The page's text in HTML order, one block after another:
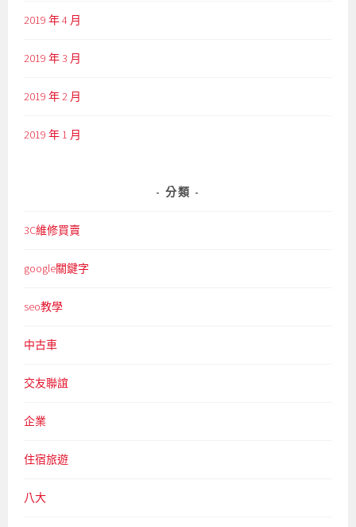
2019 年 4 月
2019 年 3 月
2019 年 2 月
2019 年 1 月
分類
3C維修買賣
google關鍵字
seo教學
中古車
交友聯誼
企業
住宿旅遊
八大